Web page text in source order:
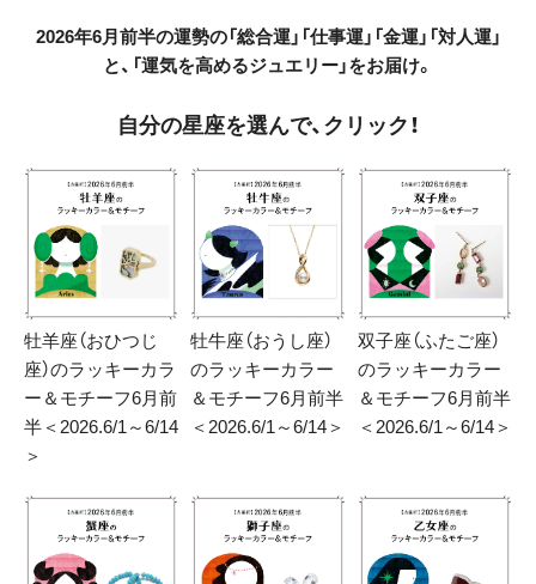
2026年6月前半の運勢の「総合運」「仕事運」「金運」「対人運」
と、「運気を高めるジュエリー」をお届け。
自分の星座を選んで、クリック！
牡羊座（おひつじ
座）のラッキーカラ
ー＆モチーフ6月前
半＜2026.6/1～6/14
＞
牡牛座（おうし座）
のラッキーカラー
＆モチーフ6月前半
＜2026.6/1～6/14＞
双子座（ふたご座）
のラッキーカラー
＆モチーフ6月前半
＜2026.6/1～6/14＞